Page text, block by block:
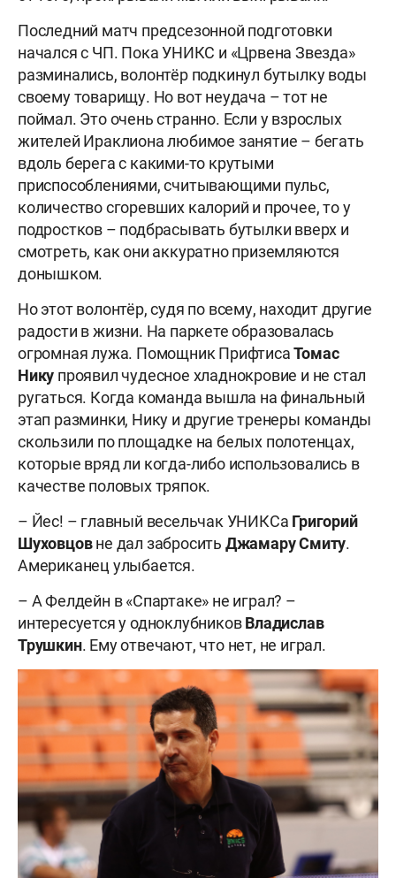
Последний матч предсезонной подготовки
начался с ЧП. Пока УНИКС и «Црвена Звезда»
разминались, волонтёр подкинул бутылку воды
своему товарищу. Но вот неудача – тот не
поймал. Это очень странно. Если у взрослых
жителей Ираклиона любимое занятие – бегать
вдоль берега с какими-то крутыми
приспособлениями, считывающими пульс,
количество сгоревших калорий и прочее, то у
подростков – подбрасывать бутылки вверх и
смотреть, как они аккуратно приземляются
донышком.
Но этот волонтёр, судя по всему, находит другие
радости в жизни. На паркете образовалась
огромная лужа. Помощник ПрифтисаТомас
Нику проявил чудесное хладнокровие и не стал
ругаться. Когда команда вышла на финальный
этап разминки, Нику и другие тренеры команды
скользили по площадке на белых полотенцах,
которые вряд ли когда-либо использовались в
качестве половых тряпок.
– Йес! – главный весельчак УНИКСа Григорий
Шуховцовне дал забросить Джамару Смиту.
Американец улыбается.
– А Фелдейн в «Спартаке» не играл? –
интересуется у одноклубниковВладислав
Трушкин. Ему отвечают, что нет, не играл.